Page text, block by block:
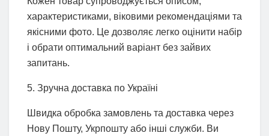
характеристиками, віковими рекомендаціями та
якісними фото. Це дозволяє легко оцінити набір
і обрати оптимальний варіант без зайвих
запитань.
5. Зручна доставка по Україні
Швидка обробка замовлень та доставка через
Нову Пошту, Укрпошту або інші служби. Ви